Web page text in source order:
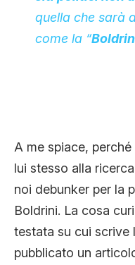
quella che sarà
come la “
A me spiace,
lui stesso alla
noi debunker per la
Boldrini. La cosa
testata su cui scrive
pubblicato un